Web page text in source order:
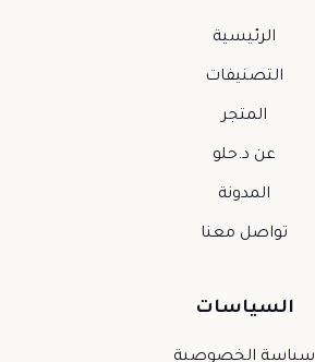
الرئيسية
التصنيفات
المتجر
عن د.حلو
المدونة
تواصل معنا
السياسات
سياسة الخصوصية